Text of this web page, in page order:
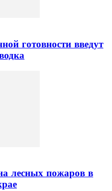
готовности введут
лесных пожаров в